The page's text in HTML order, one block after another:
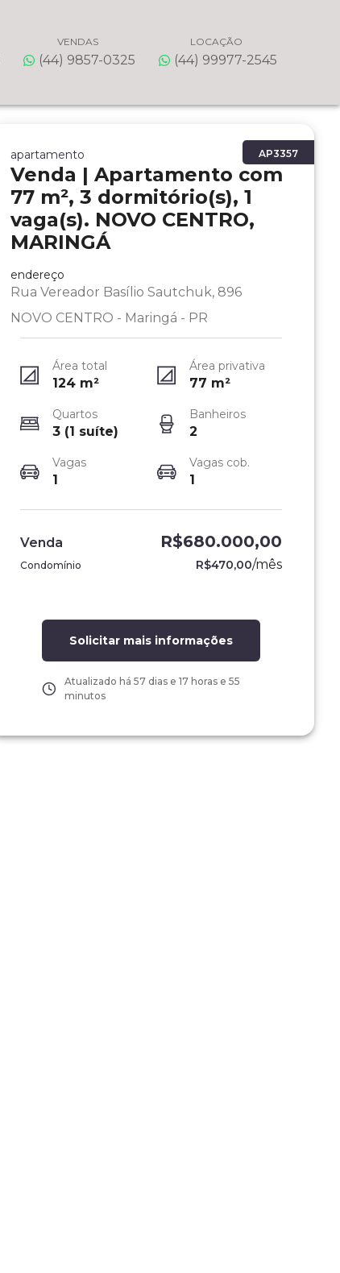
VENDAS
(44) 9857-0325
LOCAÇÃO
(44) 99977-2545
AP3357
apartamento
Venda | Apartamento com
77 m², 3 dormitório(s), 1
vaga(s). NOVO CENTRO,
MARINGÁ
endereço
Rua Vereador Basílio Sautchuk, 896
NOVO CENTRO - Maringá - PR
Área total
124m²
Área privativa
77 m²
Quartos
3 (1 suíte)
Banheiros
2
Vagas
1
Vagas cob.
1
Venda R$680.000,00
Condomínio R$470,00/mês
Solicitar mais informações
Atualizado há 57 dias e 17 horas e 55
minutos